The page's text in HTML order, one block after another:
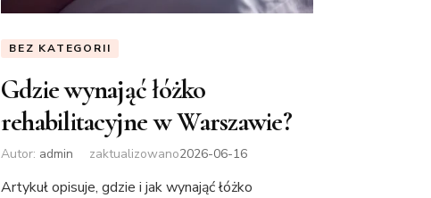
BEZ KATEGORII
Gdzie wynająć łóżko
rehabilitacyjne w Warszawie?
Autor: admin zaktualizowano2026-06-16
Artykuł opisuje, gdzie i jak wynająć łóżko